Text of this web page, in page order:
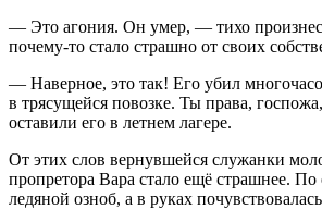
— Это агония. Он умер, — тихо
почему-то стало страшно от своих
— Наверное, это так! Его убил
в трясущейся повозке. Ты права,
оставили его в летнем лагере.
От этих слов вернувшейся служанки
пропретора Вара стало ещё страшнее. По
ледяной озноб, а в руках